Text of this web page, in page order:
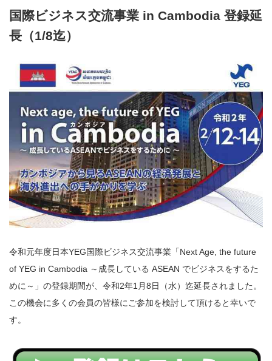
国際ビジネス交流事業 in Cambodia 登録延
長（1/8迄）
令和元年度日本YEG国際ビジネス交流事業「Next Age, the future
of YEG in Cambodia ～成長している ASEAN でビジネスをするた
めに～」の登録期間が、令和2年1月8日（水）迄延長されました。
この機会に多くの会員の皆様にご参加を検討して頂けると幸いで
す。